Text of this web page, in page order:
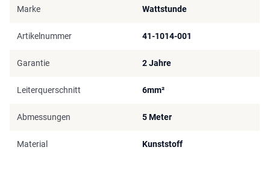
Marke Wattstunde
Artikelnummer 41-1014-001
Garantie 2 Jahre
Leiterquerschnitt 6mm²
Abmessungen 5 Meter
Material Kunststoff